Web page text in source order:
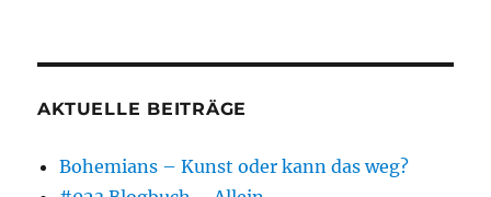
AKTUELLE BEITRÄGE
Bohemians – Kunst oder kann das weg?